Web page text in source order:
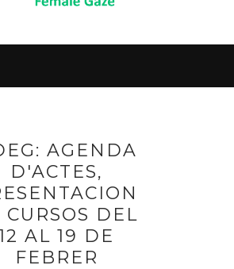
AGENDA
D'ACTES,
CURSOS DEL
AL 19 DE
FEBRER